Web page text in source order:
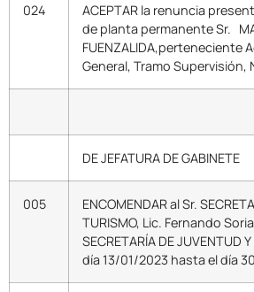
024
ACEPTAR la renuncia
de planta permanente Sr.
FUENZALIDA,perteneciente
General, Tramo Supervisión,
DE JEFATURA DE GABINETE
005
ENCOMENDAR al Sr.
TURISMO, Lic. Fernando
SECRETARÍA DE JUVENTUD
día 13/01/2023 hasta el día